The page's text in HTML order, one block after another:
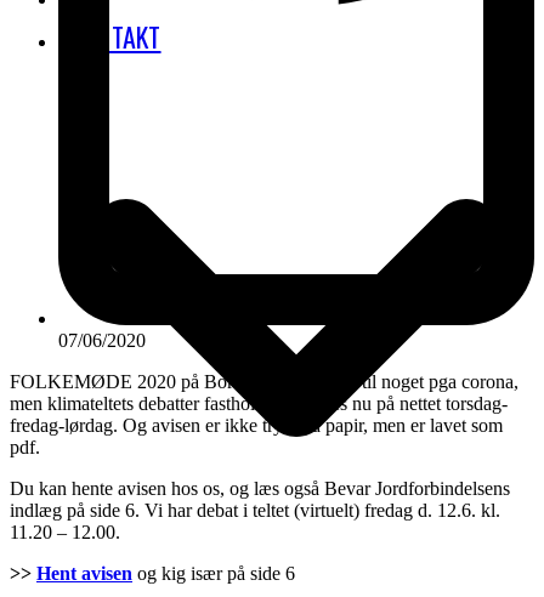
KONTAKT
07/06/2020
FOLKEMØDE 2020 på Bornholm blev ikke til noget pga corona,
men klimateltets debatter fastholdes og føres nu på nettet torsdag-
fredag-lørdag. Og avisen er ikke trykt på papir, men er lavet som
pdf.
Du kan hente avisen hos os, og læs også Bevar Jordforbindelsens
indlæg på side 6. Vi har debat i teltet (virtuelt) fredag d. 12.6. kl.
11.20 – 12.00.
>> Hent avisen og kig især på side 6